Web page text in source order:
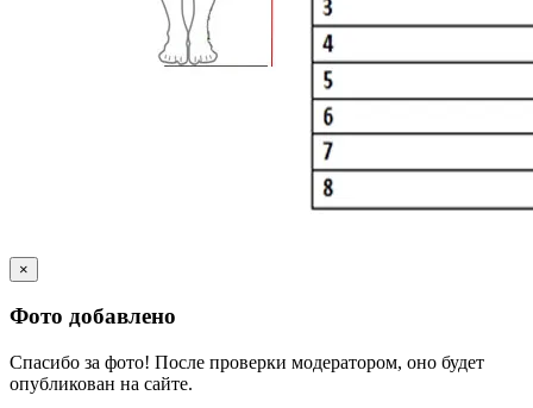
×
Фото добавлено
Спасибо за фото! После проверки модератором, оно будет
опубликован на сайте.